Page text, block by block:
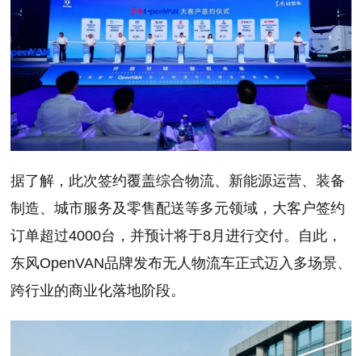
据了解，此次签约覆盖综合物流、新能源运营、装备
制造、城市服务及零售配送等多元领域，大客户签约
订单超过4000台，并预计将于8月进行交付。自此，
东风OpenVAN品牌发布无人物流车正式迈入多场景、
跨行业的商业化落地阶段。